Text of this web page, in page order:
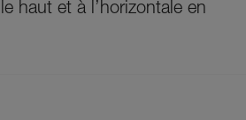
haut et à l’horizontale en